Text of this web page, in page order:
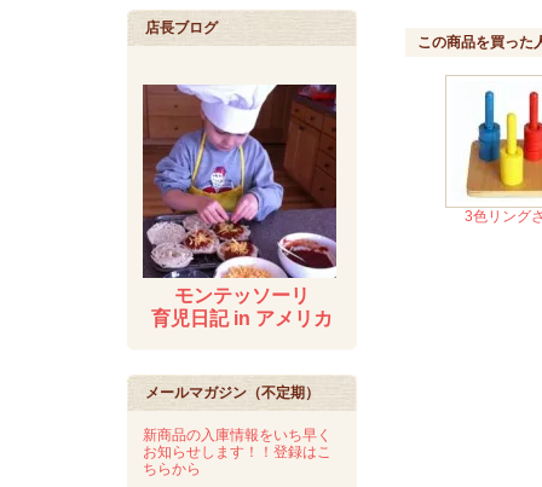
店長ブログ
モンテッソーリ
育児日記 in アメリカ
メールマガジン（不定期）
新商品の入庫情報をいち早く
お知らせします！！登録はこ
ちらから
この商品を買った
3色リング